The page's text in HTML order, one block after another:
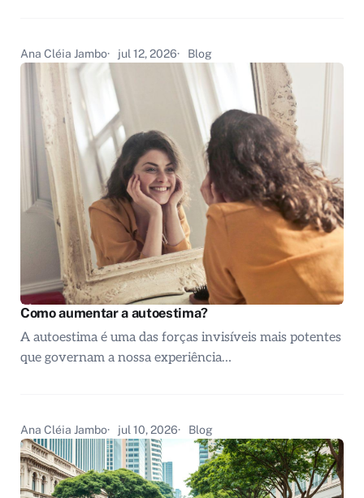
Ana Cléia Jambo jul 12, 2026 Blog
Como aumentar a autoestima?
A autoestima é uma das forças invisíveis mais potentes
que governam a nossa experiência…
Ana Cléia Jambo jul 10, 2026 Blog